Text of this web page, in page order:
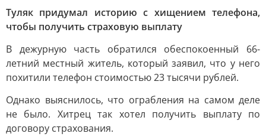
Туляк придумал историю с хищением телефона,
чтобы получить страховую выплату
В дежурную часть обратился обеспокоенный 66-
летний местный житель, который заявил, что у него
похитили телефон стоимостью 23 тысячи рублей.
Однако выяснилось, что ограбления на самом деле
не было. Хитрец так хотел получить выплату по
договору страхования.